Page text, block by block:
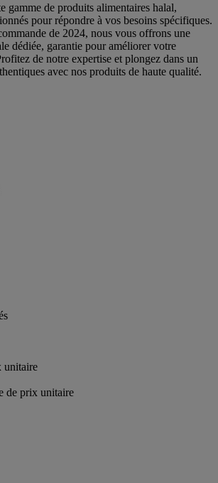
gamme de produits alimentaires halal,
pour répondre à vos besoins spécifiques.
de 2024, nous vous offrons une
dédiée, garantie pour améliorer votre
de notre expertise et plongez dans un
avec nos produits de haute qualité.
unitaire
de prix unitaire